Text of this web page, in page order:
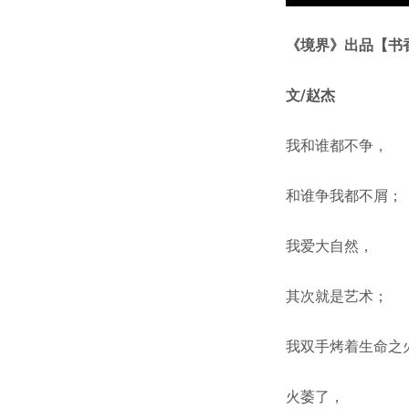
《境界》出品【书
文/赵杰
我和谁都不争，
和谁争我都不屑；
我爱大自然，
其次就是艺术；
我双手烤着生命之
火萎了，